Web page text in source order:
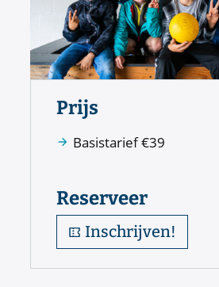
Prijs
Basistarief€39
Reserveer
Inschrijven!